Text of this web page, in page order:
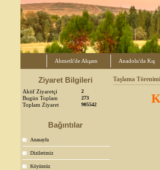
Ahmetli'de Akşam Anadolu'da Kış
Ziyaret Bilgileri
Aktif Ziyaretçi 2
Bugün Toplam 273
Toplam Ziyaret 905542
Bağıntılar
Anasayfa
Dizilerimiz
Köyümüz
Taşlama